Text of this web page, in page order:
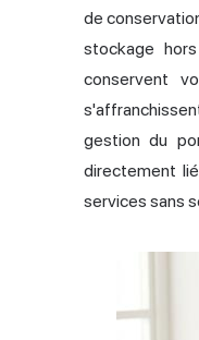
de
stockage
conservent
gestion du
directement
services sans